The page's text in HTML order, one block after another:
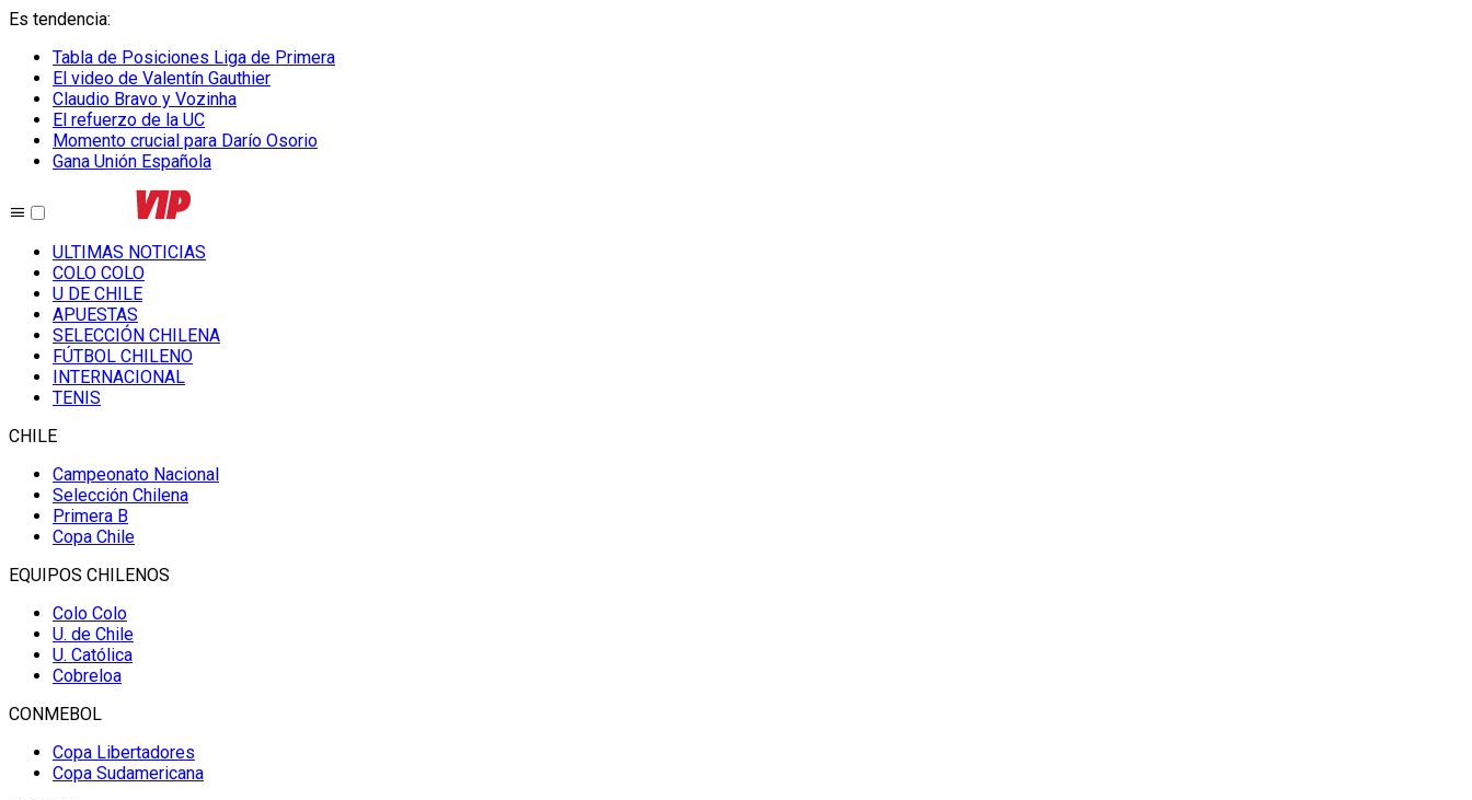
Es tendencia:
Tabla de Posiciones Liga de Primera
El video de Valentín Gauthier
Claudio Bravo y Vozinha
El refuerzo de la UC
Momento crucial para Darío Osorio
Gana Unión Española
ULTIMAS NOTICIAS
COLO COLO
U DE CHILE
APUESTAS
SELECCIÓN CHILENA
FÚTBOL CHILENO
INTERNACIONAL
TENIS
CHILE
Campeonato Nacional
Selección Chilena
Primera B
Copa Chile
EQUIPOS CHILENOS
Colo Colo
U. de Chile
U. Católica
Cobreloa
CONMEBOL
Copa Libertadores
Copa Sudamericana